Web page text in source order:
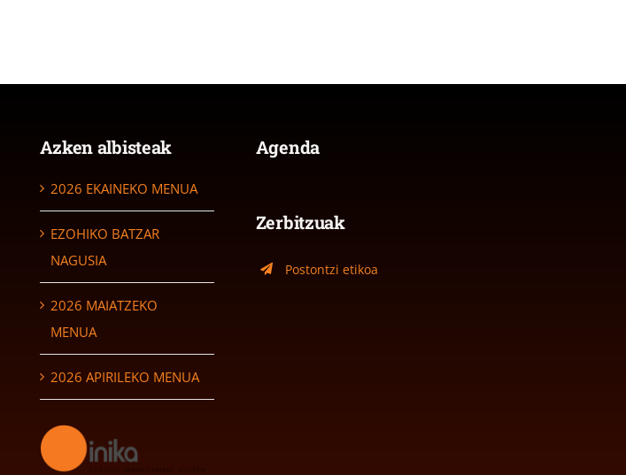
Azken albisteak
2026 EKAINEKO MENUA
EZOHIKO BATZAR
NAGUSIA
2026 MAIATZEKO
MENUA
2026 APIRILEKO MENUA
Agenda
Zerbitzuak
Postontzi etikoa